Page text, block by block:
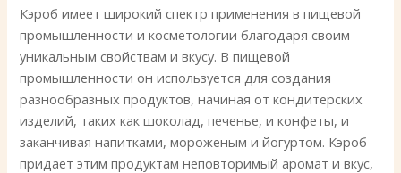
Кэроб имеет широкий спектр применения в пищевой
промышленности и косметологии благодаря своим
уникальным свойствам и вкусу. В пищевой
промышленности он используется для создания
разнообразных продуктов, начиная от кондитерских
изделий, таких как шоколад, печенье, и конфеты, и
заканчивая напитками, мороженым и йогуртом. Кэроб
придает этим продуктам неповторимый аромат и вкус,